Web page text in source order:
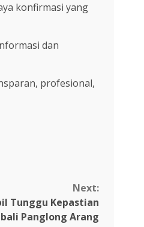
konfirmasi yang
dan
profesional,
Next:
Tunggu Kepastian
Panglong Arang